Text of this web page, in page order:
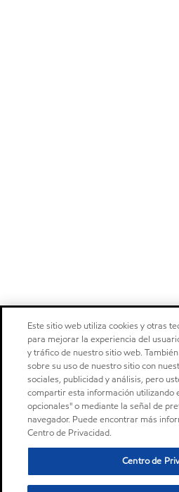
Este sitio web utiliza cookies y otras
para mejorar la experiencia del
y tráfico de nuestro sitio web.
sobre su uso de nuestro sitio con
sociales, publicidad y análisis, pero
compartir esta información utilizando
opcionales" o mediante la señal de
navegador. Puede encontrar más
Centro de Privacidad.
Centro de